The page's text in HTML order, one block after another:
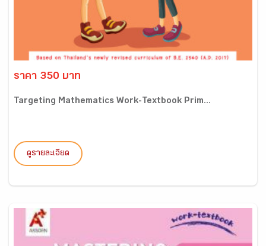
ราคา 350 บาท
Targeting Mathematics Work-Textbook Prim...
ดูรายละเอียด